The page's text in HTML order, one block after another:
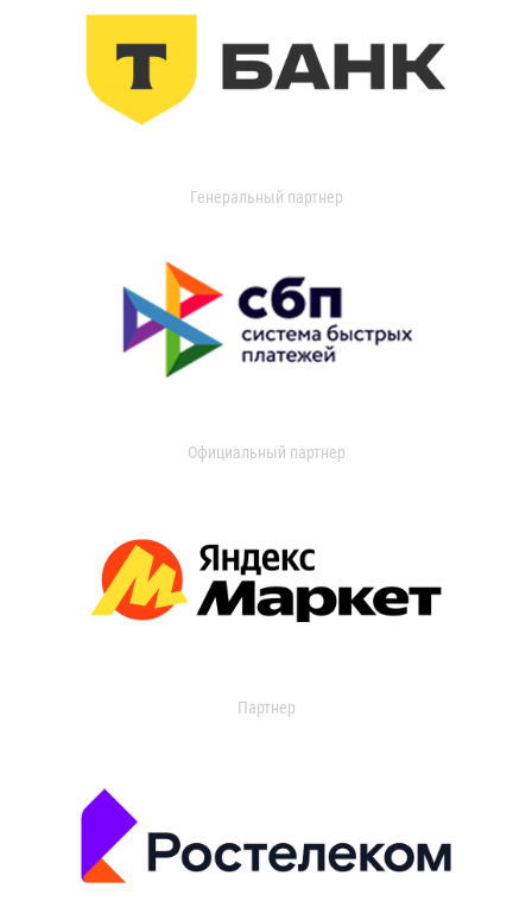
Генеральный партнер
Официальный партнер
Партнер